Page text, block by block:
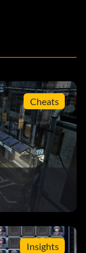
Cheats
Insights